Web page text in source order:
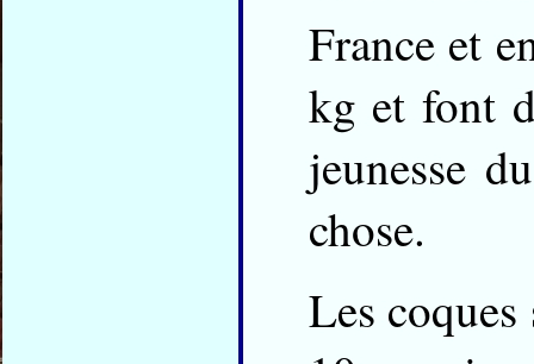
France et
kg et font
jeunesse
chose.
Les coques